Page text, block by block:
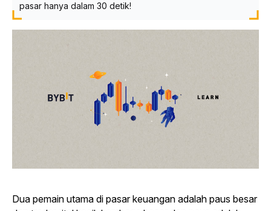
pasar hanya dalam 30 detik!
Dua pemain utama di pasar keuangan adalah paus besar